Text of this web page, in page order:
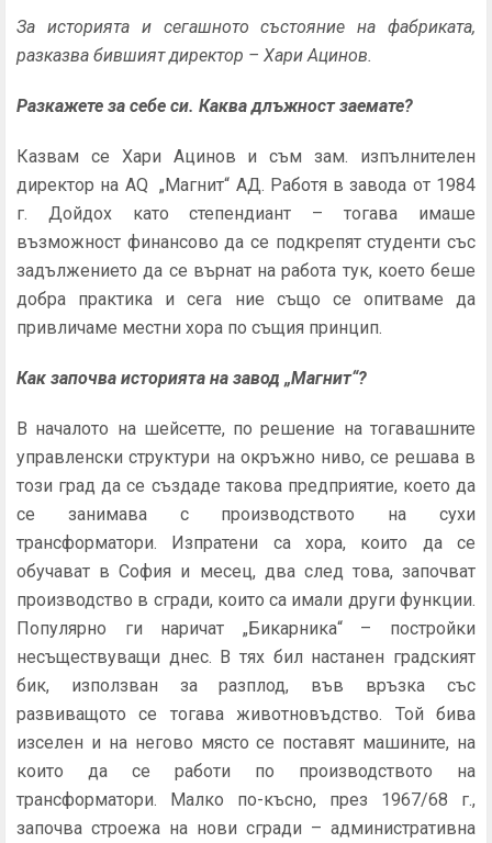
За историята и сегашното състояние на фабриката,
разказва бившият директор – Хари Ацинов.
Разкажете за себе си. Каква длъжност заемате?
Казвам се Хари Ацинов и съм зам. изпълнителен
директор на AQ „Магнит“ АД. Работя в завода от 1984
г. Дойдох като степендиант – тогава имаше
възможност финансово да се подкрепят студенти със
задължението да се върнат на работа тук, което беше
добра практика и сега ние също се опитваме да
привличаме местни хора по същия принцип.
Как започва историята на завод „Магнит“?
В началото на шейсетте, по решение на тогавашните
управленски структури на окръжно ниво, се решава в
този град да се създаде такова предприятие, което да
се занимава с производството на сухи
трансформатори. Изпратени са хора, които да се
обучават в София и месец, два след това, започват
производство в сгради, които са имали други функции.
Популярно ги наричат „Бикарника“ – постройки
несъществуващи днес. В тях бил настанен градският
бик, използван за разплод, във връзка със
развиващото се тогава животновъдство. Той бива
изселен и на негово място се поставят машините, на
които да се работи по производството на
трансформатори. Малко по-късно, през 1967/68 г.,
започва строежа на нови сгради – административна